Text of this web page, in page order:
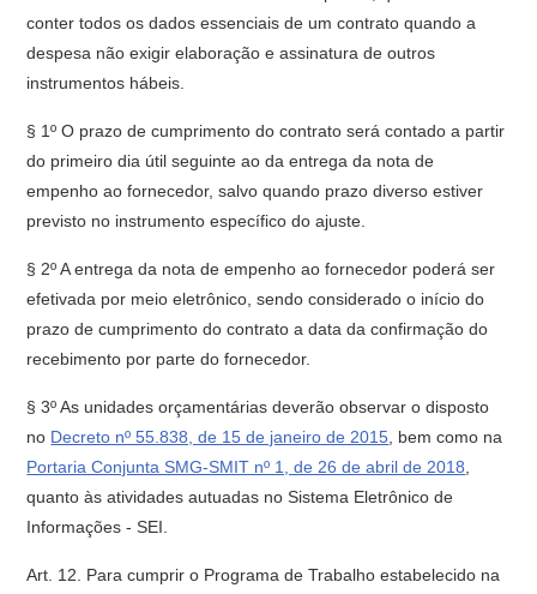
conter todos os dados essenciais de um contrato quando a
despesa não exigir elaboração e assinatura de outros
instrumentos hábeis.
§ 1º O prazo de cumprimento do contrato será contado a partir
do primeiro dia útil seguinte ao da entrega da nota de
empenho ao fornecedor, salvo quando prazo diverso estiver
previsto no instrumento específico do ajuste.
§ 2º A entrega da nota de empenho ao fornecedor poderá ser
efetivada por meio eletrônico, sendo considerado o início do
prazo de cumprimento do contrato a data da confirmação do
recebimento por parte do fornecedor.
§ 3º As unidades orçamentárias deverão observar o disposto
no Decreto nº 55.838, de 15 de janeiro de 2015 , bem como na
Portaria Conjunta SMG-SMIT nº 1, de 26 de abril de 2018
quanto às atividades autuadas no Sistema Eletrônico de
Informações - SEI.
Art. 12. Para cumprir o Programa de Trabalho estabelecido na